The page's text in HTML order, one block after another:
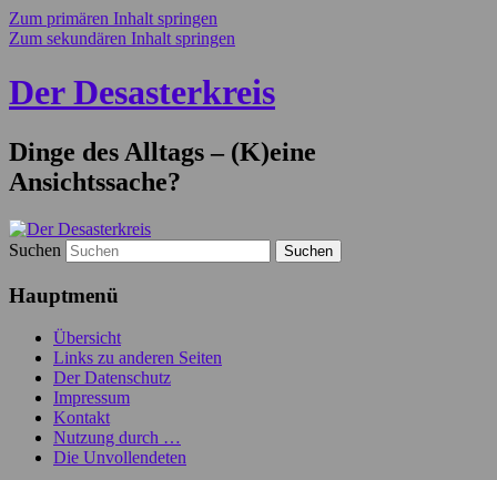
Zum primären Inhalt springen
Zum sekundären Inhalt springen
Der Desasterkreis
Dinge des Alltags – (K)eine
Ansichtssache?
Suchen
Hauptmenü
Übersicht
Links zu anderen Seiten
Der Datenschutz
Impressum
Kontakt
Nutzung durch …
Die Unvollendeten